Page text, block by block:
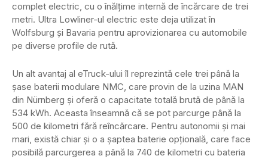
complet electric, cu o înălțime internă de încărcare de trei
metri. Ultra Lowliner-ul electric este deja utilizat în
Wolfsburg și Bavaria pentru aprovizionarea cu automobile
pe diverse profile de rută.
Un alt avantaj al eTruck-ului îl reprezintă cele trei până la
șase baterii modulare NMC, care provin de la uzina MAN
din Nürnberg și oferă o capacitate totală brută de până la
534 kWh. Aceasta înseamnă că se pot parcurge până la
500 de kilometri fără reîncărcare. Pentru autonomii și mai
mari, există chiar și o a șaptea baterie opțională, care face
posibilă parcurgerea a până la 740 de kilometri cu bateria